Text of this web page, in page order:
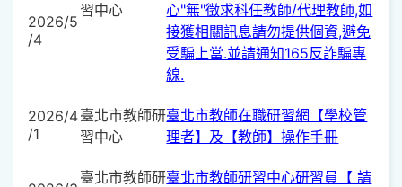
2026/5
/4
習中心
心"無"徵求科任教師/代理教師,如
接獲相關訊息請勿提供個資,避免
受騙上當.並請通知165反詐騙專
線.
2026/4
/1
臺北市教師研
習中心
臺北市教師在職研習網【學校管
理者】及【教師】操作手冊
臺北市教師研臺北市教師研習中心研習員【 請